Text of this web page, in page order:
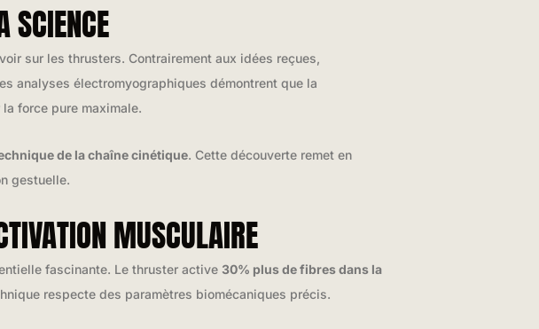
SCIENCE
sur les thrusters. Contrairement aux idées reçues,
analyses électromyographiques démontrent que la
force pure maximale.
de la chaîne cinétique. Cette découverte remet en
gestuelle.
MUSCULAIRE
fascinante. Le thruster active 30% plus de fibres dans la
respecte des paramètres biomécaniques précis.